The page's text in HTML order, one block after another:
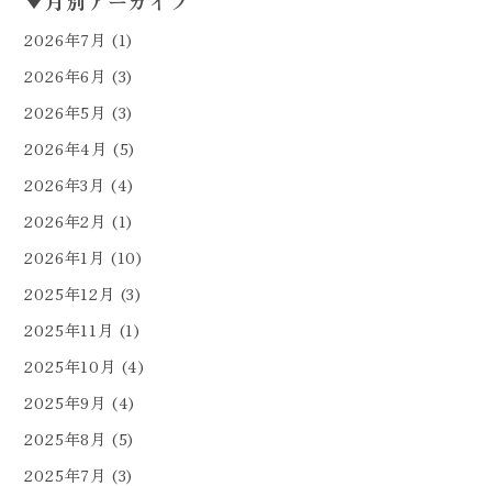
2026年7月 (1)
2026年6月 (3)
2026年5月 (3)
2026年4月 (5)
2026年3月 (4)
2026年2月 (1)
2026年1月 (10)
2025年12月 (3)
2025年11月 (1)
2025年10月 (4)
2025年9月 (4)
2025年8月 (5)
2025年7月 (3)